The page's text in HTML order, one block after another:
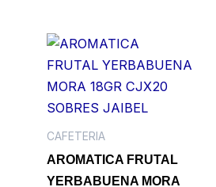
CAFETERIA
AROMATICA FRUTAL
YERBABUENA MORA